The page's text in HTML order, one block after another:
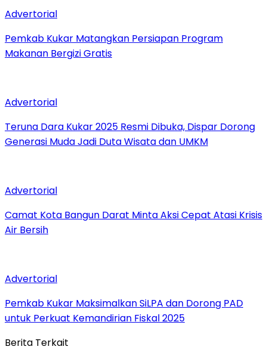
Advertorial
Pemkab Kukar Matangkan Persiapan Program
Makanan Bergizi Gratis
Advertorial
Teruna Dara Kukar 2025 Resmi Dibuka, Dispar Dorong
Generasi Muda Jadi Duta Wisata dan UMKM
Advertorial
Camat Kota Bangun Darat Minta Aksi Cepat Atasi Krisis
Air Bersih
Advertorial
Pemkab Kukar Maksimalkan SiLPA dan Dorong PAD
untuk Perkuat Kemandirian Fiskal 2025
Berita Terkait